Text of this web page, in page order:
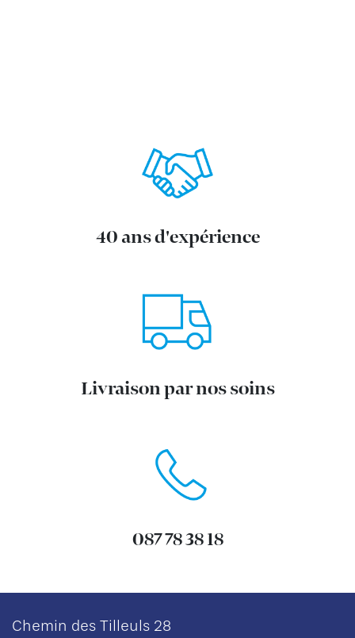
40 ans d'expérience
Livraison par nos soins
087 78 38 18
Chemin des Tilleuls 28